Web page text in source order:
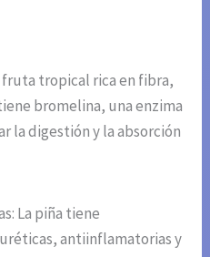
fruta tropical rica en fibra,
bromelina, una enzima
la digestión y la absorción
La piña tiene
antiinflamatorias y